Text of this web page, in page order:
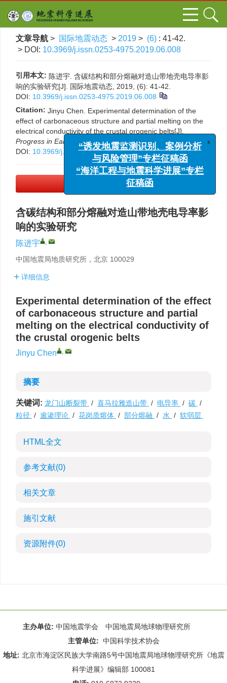
文章导航 > 国际地震动态 > 2019 > (6) : 41-42.
> DOI: 10.3969/j.issn.0253-4975.2019.06.008
引用本文: 陈进宇. 含碳结构和部分熔融对造山带地壳电导率影
响的实验研究[J]. 国际地震动态, 2019, (6): 41-42.
DOI: 10.3969/j.issn.0253-4975.2019.06.008
Citation: Jinyu Chen. Experimental determination of the
effect of carbonaceous structure and partial melting on the
electrical conductivity of the crustal orogenic belts[J].
Progress in Earthquake Sciences, 2019, (6): 41-42.
DOI: 10.3969/j.issn.0253-4975.2019.06.008
(397 KB)
含碳结构和部分熔融对造山带地壳电导率影
响的实验研究
陈进宇 ,
中国地震局地质研究所，北京 100029
详细信息
Experimental determination of the effect
of carbonaceous structure and partial
melting on the electrical conductivity of
the crustal orogenic belts
Jinyu Chen ,
摘要
关键词: 龙门山断裂带 / 喜马拉雅造山带 / 电导率 / 碳 /
粒径 / 逾渗理论 / 花岗质熔体 / 部分熔融 / 水 / 软弱层
HTML全文
参考文献(0)
相关文章
施引文献
资源附件(0)
主办单位: 中国地震学会 中国地震局地球物理研究所
主管单位: 中国科学技术协会
地址: 北京市海淀区民族大学南路5号中国地震局地球物理研究所《地震
科学进展》编辑部 100081
“诱发地震监测识别、案例分析
与风险管理”专栏征稿函
“海洋工程与地震科学进展”专栏
征稿函